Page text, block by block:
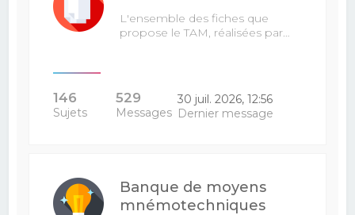
L'ensemble des fiches que
propose le TAM, réalisées par…
146
Sujets
529
Messages
30 juil. 2026, 12:56
Dernier message
Banque de moyens
mnémotechniques